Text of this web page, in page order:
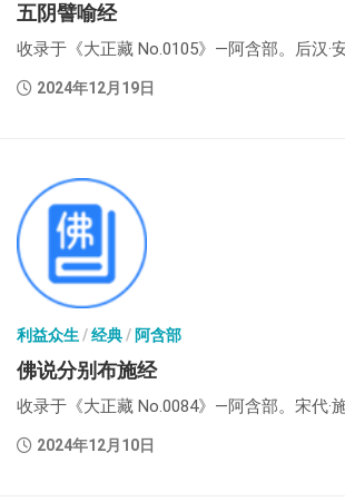
五阴譬喻经
收录于《大正藏 No.0105》—阿含部。后汉·
2024年12月19日
利益众生 /经典/ 阿含部
佛说分别布施经
收录于《大正藏 No.0084》—阿含部。宋代·
2024年12月10日